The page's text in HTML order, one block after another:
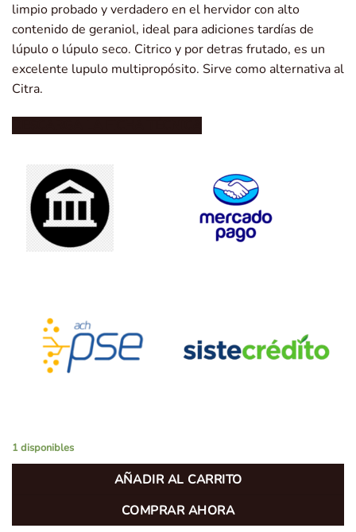
limpio probado y verdadero en el hervidor con alto
contenido de geraniol, ideal para adiciones tardías de
lúpulo o lúpulo seco. Citrico y por detras frutado, es un
excelente lupulo multipropósito. Sirve como alternativa al
Citra.
1 disponibles
AÑADIR AL CARRITO
COMPRAR AHORA